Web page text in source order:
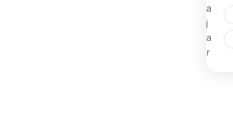
a
j
a
r